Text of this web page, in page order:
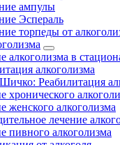
ампулы
Эспераль
торпеды от
алкоголизма в
алкоголизма
Реабилитация
хронического
женского алкоголизма
лечение
пивного алкоголизма